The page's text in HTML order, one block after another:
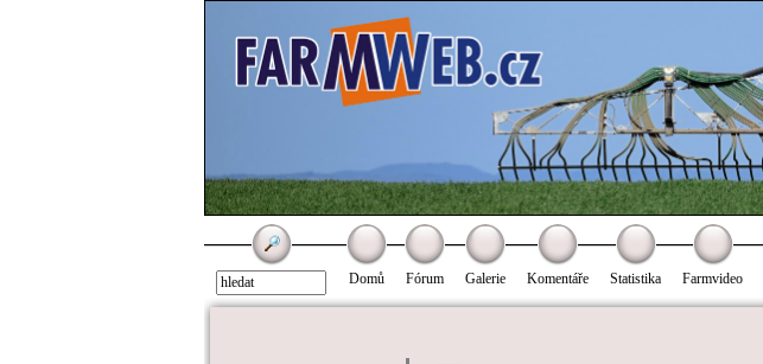
Domů Fórum Galerie Komentáře Statistika Farmvideo